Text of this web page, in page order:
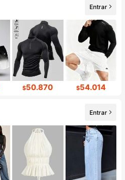
Entrar
$50.870 $54.014
Entrar